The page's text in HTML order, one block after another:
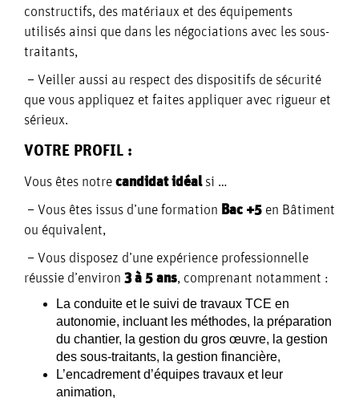
constructifs, des matériaux et des équipements
utilisés ainsi que dans les négociations avec les sous-
traitants,
– Veiller aussi au respect des dispositifs de sécurité
que vous appliquez et faites appliquer avec rigueur et
sérieux.
VOTRE PROFIL :
Vous êtes notrecandidat idéalsi …
– Vous êtes issus d’une formation Bac +5 en Bâtiment
ou équivalent,
– Vous disposez d’une expérience professionnelle
réussie d’environ 3 à 5 ans, comprenant notamment :
La conduite et le suivi de travaux TCE en
autonomie, incluant les méthodes, la préparation
du chantier, la gestion du gros œuvre, la gestion
des sous-traitants, la gestion financière,
L’encadrement d’équipes travaux et leur
animation,